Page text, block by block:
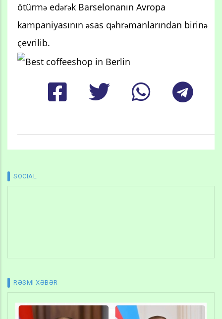
ötürmə edərək Barselonanın Avropa
kampaniyasının əsas qəhrəmanlarından birinə
çevrilib.
SOCIAL
RƏSMI XƏBƏR